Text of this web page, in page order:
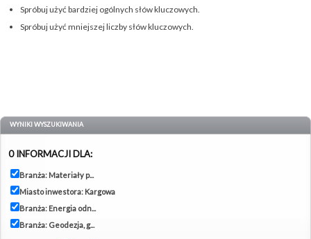
Spróbuj użyć bardziej ogólnych słów kluczowych.
Spróbuj użyć mniejszej liczby słów kluczowych.
WYNIKI WYSZUKIWANIA
0 INFORMACJI DLA:
Branża: Materiały p...
Miasto inwestora: Kargowa
Branża: Energia odn...
Branża: Geodezja, g...